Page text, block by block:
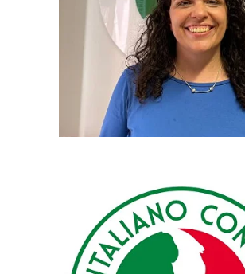
17 anni di esperienza
"L’apprendimento è più efficace quando è
coinvolgente, interattivo e piacevole."